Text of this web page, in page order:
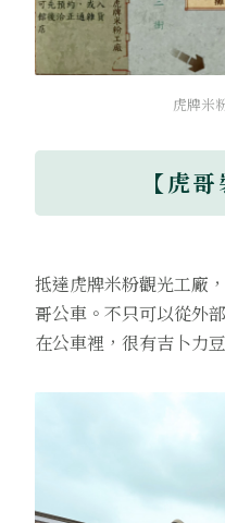
虎牌米
【虎
抵達虎牌米粉觀光工廠
哥公車。不只可以從外
在公車裡，很有吉卜力